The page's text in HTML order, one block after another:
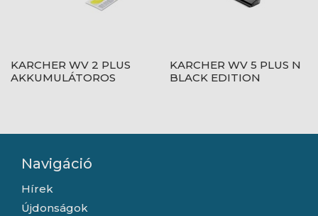
KARCHER WV 2 PLUS
AKKUMULÁTOROS
KARCHER WV 5 PLUS N
BLACK EDITION
Navigáció
Hírek
Újdonságok